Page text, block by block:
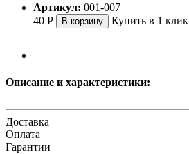
Артикул: 001-007
40 Р В корзину Купить в 1 клик
Описание и характеристики:
Доставка
Оплата
Гарантии